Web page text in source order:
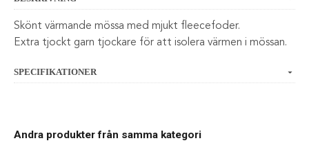
Skönt värmande mössa med mjukt fleecefoder.
Extra tjockt garn tjockare för att isolera värmen i mössan.
SPECIFIKATIONER
Andra produkter från samma kategori